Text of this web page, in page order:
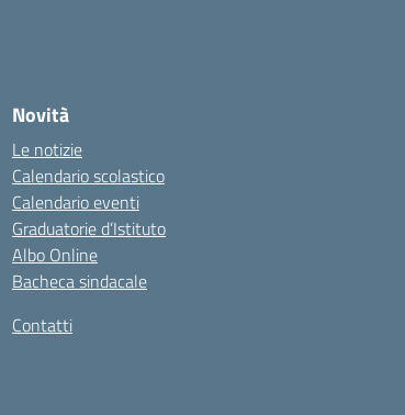
Novità
Le notizie
Calendario scolastico
Calendario eventi
Graduatorie d’Istituto
Albo Online
Bacheca sindacale
Contatti